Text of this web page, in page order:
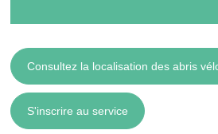
Consultez la localisation des abris
S'inscrire au service